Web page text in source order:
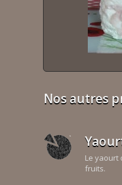
Nos autres
Le yaourt
fruits.